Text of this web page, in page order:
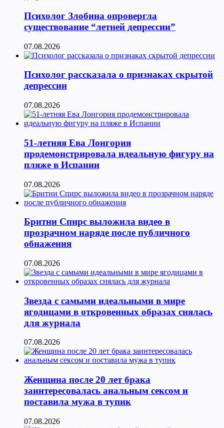
Психолог Злобина опровергла
существование “летней депрессии”
07.08.2026
Психолог рассказала о признаках скрытой
депрессии
07.08.2026
51-летняя Ева Лонгория
продемонстрировала идеальную фигуру на
пляже в Испании
07.08.2026
Бритни Спирс выложила видео в
прозрачном наряде после публичного
обнажения
07.08.2026
Звезда с самыми идеальными в мире
ягодицами в откровенных образах снялась
для журнала
07.08.2026
Женщина после 20 лет брака
заинтересовалась анальным сексом и
поставила мужа в тупик
07.08.2026